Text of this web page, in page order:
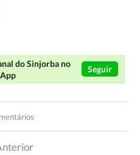
do Sinjorba no
Seguir